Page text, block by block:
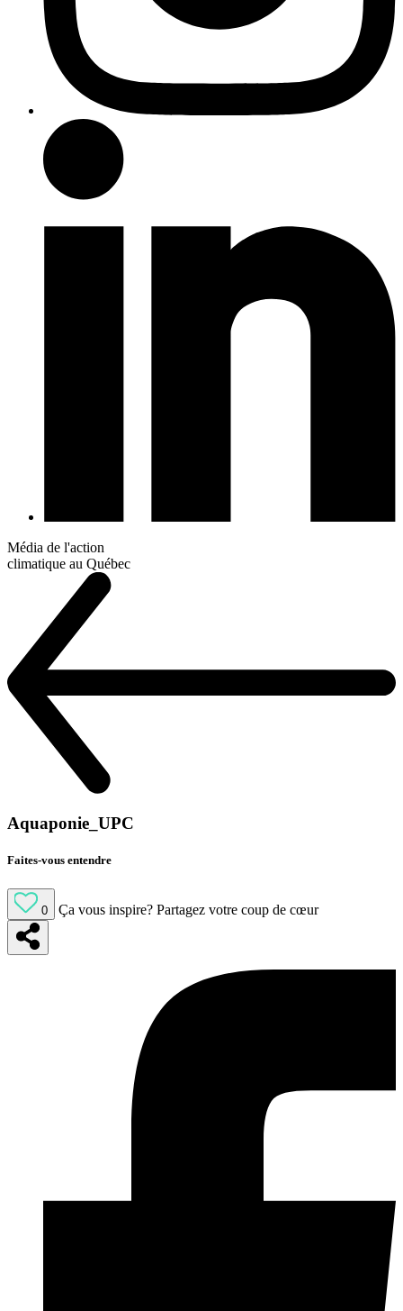
Média de l'action
climatique au Québec
Aquaponie_UPC
Faites-vous entendre
0 Ça vous inspire? Partagez votre coup de cœur